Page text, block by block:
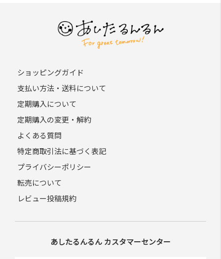
ショッピングガイド
支払い方法・送料について
定期購入について
定期購入の変更・解約
よくある質問
特定商取引法に基づく表記
プライバシーポリシー
転売について
レビュー投稿規約
あしたるんるん カスタマーセンター